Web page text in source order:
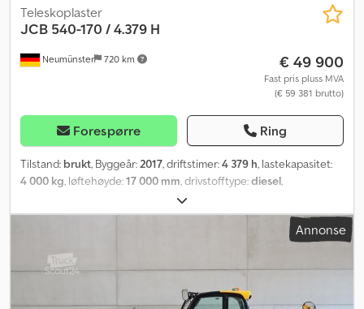
Neumünster 720 km
Teleskoplaster
JCB 540-170 / 4.379 H
€ 49 900
Fast pris pluss MVA
(€ 59 381 brutto)
Forespørre Ring
Tilstand: brukt, Byggeår: 2017, driftstimer:4 379 h, lastekapasitet:
4 000 kg , løftehøyde:17 000 mm , drivstofftype:diesel
førerhus, hodebeskytter
Annonse